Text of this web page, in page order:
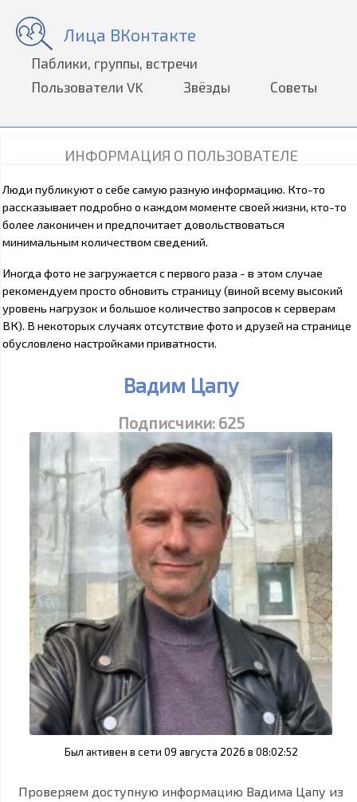
Лица ВКонтакте
Паблики, группы, встречи
Пользователи VK
Звёзды Советы
ИНФОРМАЦИЯ О ПОЛЬЗОВАТЕЛЕ
Люди публикуют о себе самую разную информацию. Кто-то
рассказывает подробно о каждом моменте своей жизни, кто-то
более лаконичен и предпочитает довольствоваться
минимальным количеством сведений.
Иногда фото не загружается с первого раза - в этом случае
рекомендуем просто обновить страницу (виной всему высокий
уровень нагрузок и большое количество запросов к серверам
ВК). В некоторых случаях отсутствие фото и друзей на странице
обусловлено настройками приватности.
Вадим Цапу
Подписчики: 625
Был активен в сети 09 августа 2026 в 08:02:52
Проверяем доступную информацию Вадима Цапу из